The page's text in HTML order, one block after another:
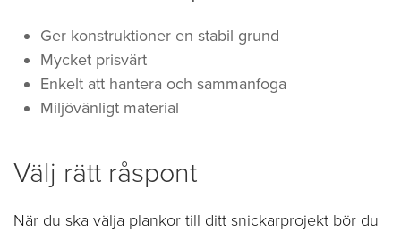
Ger konstruktioner en stabil grund
Mycket prisvärt
Enkelt att hantera och sammanfoga
Miljövänligt material
Välj rätt råspont
När du ska välja plankor till ditt snickarprojekt bör du